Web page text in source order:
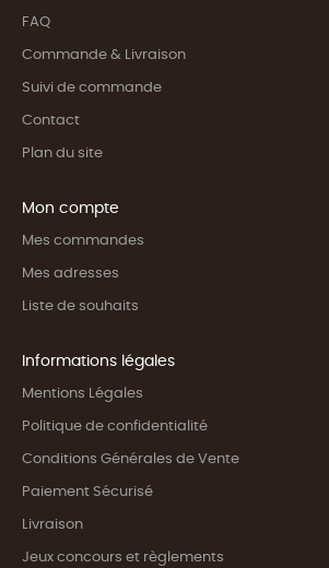
FAQ
Commande & Livraison
Suivi de commande
Contact
Plan du site
Mon compte
Mes commandes
Mes adresses
Liste de souhaits
Informations légales
Mentions Légales
Politique de confidentialité
Conditions Générales de Vente
Paiement Sécurisé
Livraison
Jeux concours et règlements